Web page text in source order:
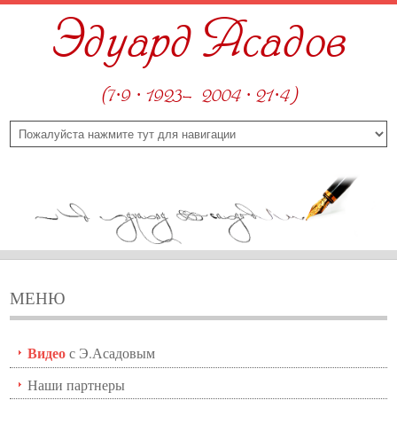
Эдуард Асадов
(7·9 · 1923—2004 · 21·4)
МЕНЮ
Видеос Э.Асадовым
Наши партнеры